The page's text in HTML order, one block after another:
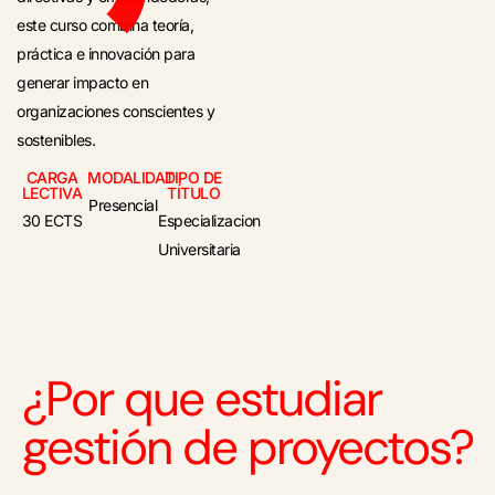
este curso combina teoría,
práctica e innovación para
generar impacto en
organizaciones conscientes y
sostenibles.
CARGA
LECTIVA
30 ECTS
MODALIDAD
Presencial
TIPO DE
TÍTULO
Especializacion
Universitaria
¿Por que estudiar
gestión de proyectos?